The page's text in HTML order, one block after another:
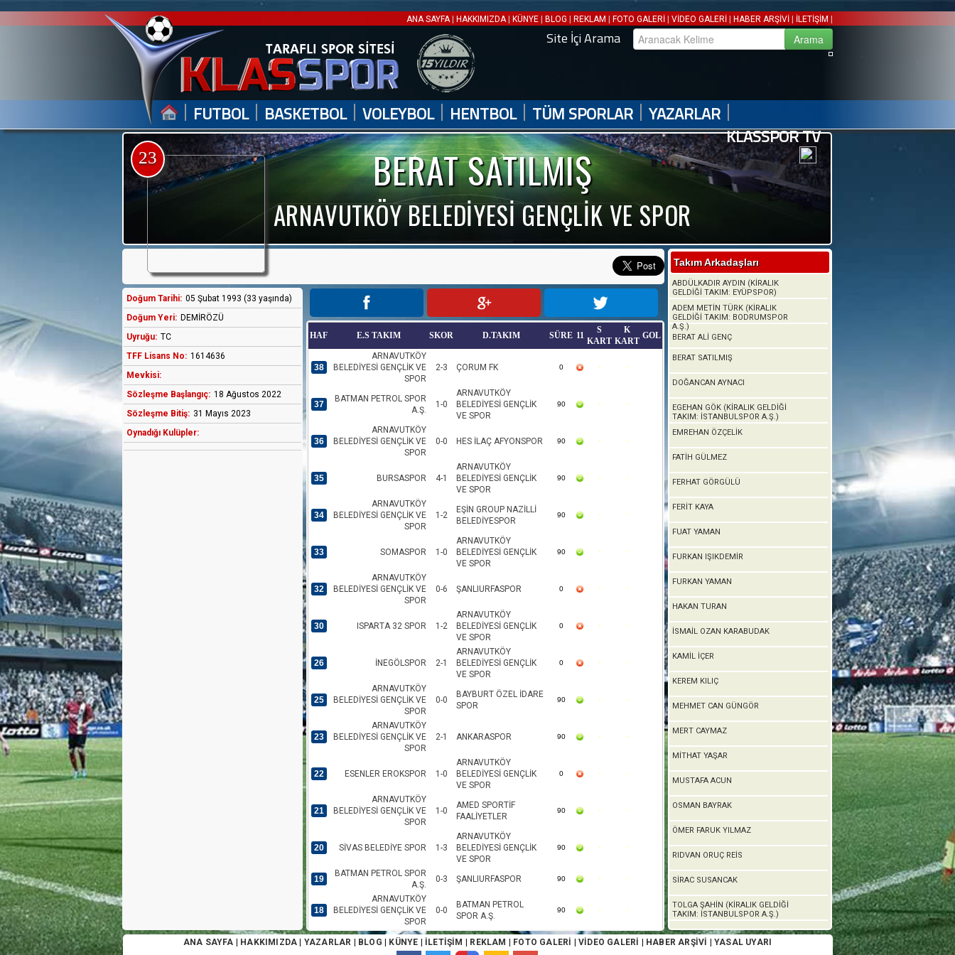
ANA SAYFA| HAKKIMIZDA| KÜNYE | BLOG | REKLAM | FOTO GALERİ | VİDEO GALERİ | HABER ARŞİVİ | İLETİŞİM |
Site İçi Arama
| FUTBOL | BASKETBOL | VOLEYBOL | HENTBOL | TÜM SPORLAR | YAZARLAR |
KLASSPOR TV
BERAT SATILMIŞ
ARNAVUTKÖY BELEDİYESİ GENÇLİK VE SPOR
23
Doğum Tarihi: 05 Şubat 1993 (33 yaşında)
Doğum Yeri: DEMİRÖZÜ
Uyruğu: TC
TFF Lisans No: 1614636
Mevkisi:
Sözleşme Başlangıç: 18 Ağustos 2022
Sözleşme Bitiş: 31 Mayıs 2023
Oynadığı Kulüpler:
HAF E.S TAKIM SKOR D.TAKIM SÜRE 11
S
KART
K
KART
GOL
38
ARNAVUTKÖY
BELEDİYESİ GENÇLİK VE
SPOR
2-3 ÇORUM FK 0
37
BATMAN PETROL SPOR
A.Ş.
1-0
ARNAVUTKÖY
BELEDİYESİ GENÇLİK
VE SPOR
90
36
ARNAVUTKÖY
BELEDİYESİ GENÇLİK VE
SPOR
0-0 HES İLAÇ AFYONSPOR 90
35 BURSASPOR 4-1
ARNAVUTKÖY
BELEDİYESİ GENÇLİK
VE SPOR
90
34
ARNAVUTKÖY
BELEDİYESİ GENÇLİK VE
SPOR
1-2
EŞİN GROUP NAZİLLİ
BELEDİYESPOR
90
33 SOMASPOR 1-0
ARNAVUTKÖY
BELEDİYESİ GENÇLİK
VE SPOR
90
32
ARNAVUTKÖY
BELEDİYESİ GENÇLİK VE
SPOR
0-6 ŞANLIURFASPOR 0
30 ISPARTA 32 SPOR 1-2
ARNAVUTKÖY
BELEDİYESİ GENÇLİK
VE SPOR
0
26 İNEGÖLSPOR 2-1
ARNAVUTKÖY
BELEDİYESİ GENÇLİK
VE SPOR
0
25
ARNAVUTKÖY
BELEDİYESİ GENÇLİK VE
SPOR
0-0
BAYBURT ÖZEL İDARE
SPOR
90
23
ARNAVUTKÖY
BELEDİYESİ GENÇLİK VE
SPOR
2-1 ANKARASPOR 90
22 ESENLER EROKSPOR 1-0
ARNAVUTKÖY
BELEDİYESİ GENÇLİK
VE SPOR
0
21
ARNAVUTKÖY
BELEDİYESİ GENÇLİK VE
SPOR
1-0
AMED SPORTİF
FAALİYETLER
90
20 SİVAS BELEDİYE SPOR 1-3
ARNAVUTKÖY
BELEDİYESİ GENÇLİK
VE SPOR
90
19
BATMAN PETROL SPOR
A.Ş.
0-3 ŞANLIURFASPOR 90
18
ARNAVUTKÖY
BELEDİYESİ GENÇLİK VE
SPOR
0-0
BATMAN PETROL
SPOR A.Ş.
90
17
BATMAN PETROL SPOR
A.Ş.
1-2 ISPARTA 32 SPOR 90
Takım Arkadaşları
ABDÜLKADIR AYDIN (KİRALIK
GELDİĞİ TAKIM: EYÜPSPOR)
ADEM METİN TÜRK (KİRALIK
GELDİĞİ TAKIM: BODRUMSPOR
A.Ş.)
BERAT ALİ GENÇ
BERAT SATILMIŞ
DOĞANCAN AYNACI
EGEHAN GÖK (KİRALIK GELDİĞİ
TAKIM: İSTANBULSPOR A.Ş.)
EMREHAN ÖZÇELİK
FATİH GÜLMEZ
FERHAT GÖRGÜLÜ
FERİT KAYA
FUAT YAMAN
FURKAN IŞIKDEMİR
FURKAN YAMAN
HAKAN TURAN
İSMAİL OZAN KARABUDAK
KAMİL İÇER
KEREM KILIÇ
MEHMET CAN GÜNGÖR
MERT CAYMAZ
MİTHAT YAŞAR
MUSTAFA ACUN
OSMAN BAYRAK
ÖMER FARUK YILMAZ
RIDVAN ORUÇ REİS
SİRAC SUSANCAK
TOLGA ŞAHİN (KİRALIK GELDİĞİ
TAKIM: İSTANBULSPOR A.Ş.)
ANA SAYFA HAKKIMIZDA YAZARLAR BLOG KÜNYE İLETİŞİM REKLAM FOTO GALERİ VİDEO GALERİ HABER ARŞİVİ YASAL UYARI